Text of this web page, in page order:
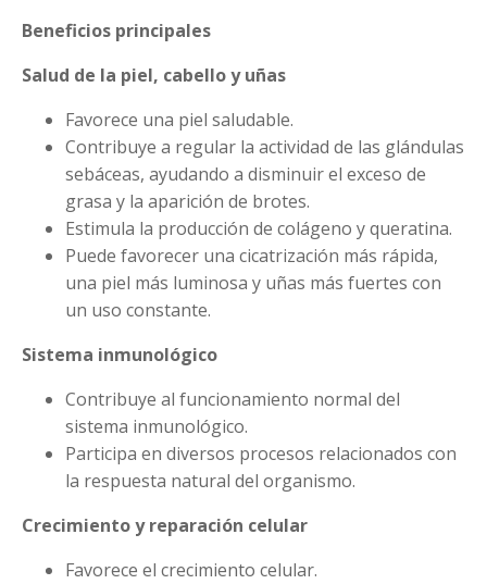
Beneficios principales
Salud de la piel, cabello y uñas
Favorece una piel saludable.
Contribuye a regular la actividad de las glándulas
sebáceas, ayudando a disminuir el exceso de
grasa y la aparición de brotes.
Estimula la producción de colágeno y queratina.
Puede favorecer una cicatrización más rápida,
una piel más luminosa y uñas más fuertes con
un uso constante.
Sistema inmunológico
Contribuye al funcionamiento normal del
sistema inmunológico.
Participa en diversos procesos relacionados con
la respuesta natural del organismo.
Crecimiento y reparación celular
Favorece el crecimiento celular.